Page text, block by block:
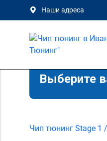
Наши адреса
Выберите
Чип тюнинг Stage 1